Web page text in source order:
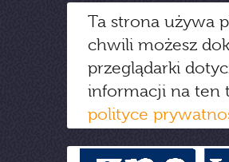
Ta strona używa
chwili możesz
przeglądarki
informacji na ten
polityce